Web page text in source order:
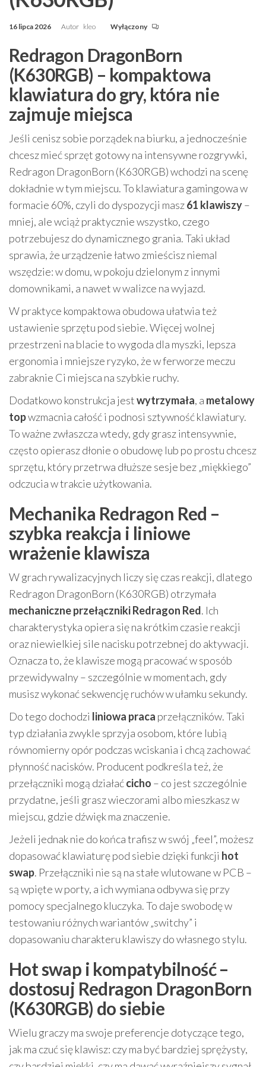
16 lipca 2026 Autor kleo Wyłączony
Redragon DragonBorn
(K630RGB) – kompaktowa
klawiatura do gry, która nie
zajmuje miejsca
Jeśli cenisz sobie porządek na biurku, a jednocześnie
chcesz mieć sprzęt gotowy na intensywne rozgrywki,
Redragon DragonBorn (K630RGB) wchodzi na scenę
dokładnie w tym miejscu. To klawiatura gamingowa w
formacie 60%, czyli do dyspozycji masz61 klawiszy–
mniej, ale wciąż praktycznie wszystko, czego
potrzebujesz do dynamicznego grania. Taki układ
sprawia, że urządzenie łatwo zmieścisz niemal
wszędzie: w domu, w pokoju dzielonym z innymi
domownikami, a nawet w walizce na wyjazd.
W praktyce kompaktowa obudowa ułatwia też
ustawienie sprzętu pod siebie. Więcej wolnej
przestrzeni na blacie to wygoda dla myszki, lepsza
ergonomia i mniejsze ryzyko, że w ferworze meczu
zabraknie Ci miejsca na szybkie ruchy.
Dodatkowo konstrukcja jestwytrzymała, a metalowy
topwzmacnia całość i podnosi sztywność klawiatury.
To ważne zwłaszcza wtedy, gdy grasz intensywnie,
często opierasz dłonie o obudowę lub po prostu chcesz
sprzętu, który przetrwa dłuższe sesje bez „miękkiego”
odczucia w trakcie użytkowania.
Mechanika Redragon Red –
szybka reakcja i liniowe
wrażenie klawisza
W grach rywalizacyjnych liczy się czas reakcji, dlatego
Redragon DragonBorn (K630RGB) otrzymała
mechaniczne przełączniki Redragon Red. Ich
charakterystyka opiera się na krótkim czasie reakcji
oraz niewielkiej sile nacisku potrzebnej do aktywacji.
Oznacza to, że klawisze mogą pracować w sposób
przewidywalny – szczególnie w momentach, gdy
musisz wykonać sekwencję ruchów w ułamku sekundy.
Do tego dochodzi liniowa praca przełączników. Taki
typ działania zwykle sprzyja osobom, które lubią
równomierny opór podczas wciskania i chcą zachować
płynność nacisków. Producent podkreśla też, że
przełączniki mogą działaćcicho – co jest szczególnie
przydatne, jeśli grasz wieczorami albo mieszkasz w
miejscu, gdzie dźwięk ma znaczenie.
Jeżeli jednak nie do końca trafisz w swój „feel”, możesz
dopasować klawiaturę pod siebie dzięki funkcji hot
swap. Przełączniki nie są na stałe wlutowane w PCB –
są wpięte w porty, a ich wymiana odbywa się przy
pomocy specjalnego kluczyka. To daje swobodę w
testowaniu różnych wariantów „switchy” i
dopasowaniu charakteru klawiszy do własnego stylu.
Hot swap i kompatybilność –
dostosuj Redragon DragonBorn
(K630RGB) do siebie
Wielu graczy ma swoje preferencje dotyczące tego,
jak ma czuć się klawisz: czy ma być bardziej sprężysty,